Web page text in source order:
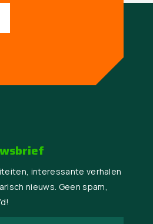
interessante verhalen
nieuws. Geen spam,